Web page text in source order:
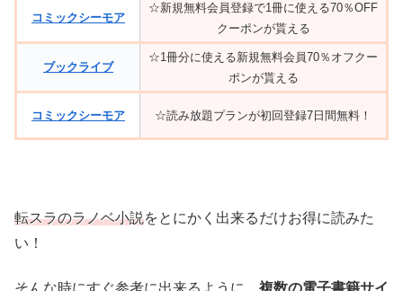
コミックシーモア
☆新規無料会員登録で1冊に使える70％OFF
クーポンが貰える
ブックライブ
☆1冊分に使える新規無料会員70％オフクー
ポンが貰える
コミックシーモア ☆読み放題プランが初回登録7日間無料！
転スラのラノベ小説をとにかく出来るだけお得に読みた
い！